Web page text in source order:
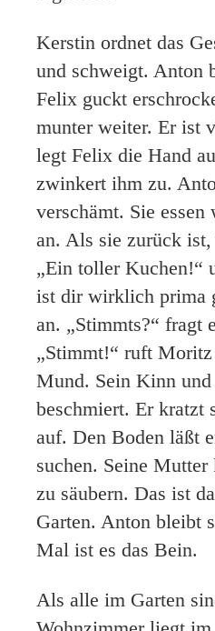
Kerstin ordnet das
und schweigt. Anton
Felix guckt
munter weiter. Er ist
legt Felix die Hand
zwinkert ihm zu.
verschämt. Sie
an. Als sie zurück
„Ein toller Kuchen!“
ist dir wirklich prima
an. „Stimmts?“ fragt
„Stimmt!“ ruft
Mund. Sein Kinn und
beschmiert. Er kratzt
auf. Den Boden läßt
suchen. Seine
zu säubern. Das ist
Garten. Anton bleibt
Mal ist es das Bein.
Als alle im Garten